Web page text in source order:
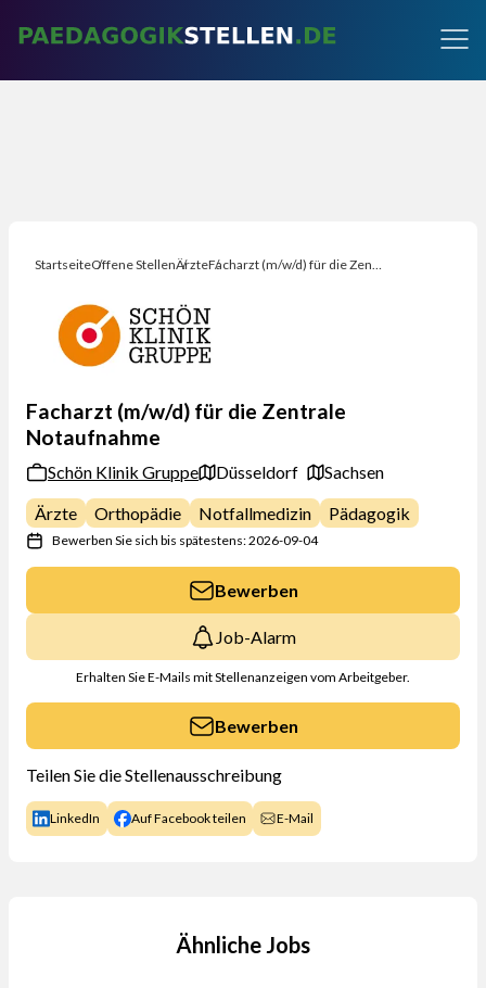
StartseiteOffene StellenÄrzte Facharzt (m/w/d) für die Zentrale Notaufnahme
Facharzt (m/w/d) für die Zentrale
Notaufnahme
Schön Klinik Gruppe Düsseldorf
Sachsen
Ärzte
Orthopädie Notfallmedizin Pädagogik
Bewerben Sie sich bis spätestens: 2026-09-04
Bewerben
Job-Alarm
Erhalten Sie E-Mails mit Stellenanzeigen vom Arbeitgeber.
Bewerben
Teilen Sie die Stellenausschreibung
LinkedIn Auf Facebook teilen E-Mail
Ähnliche Jobs